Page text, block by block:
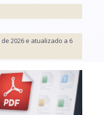
2026 e atualizado a 6